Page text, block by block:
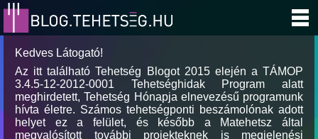
Kedves Látogató!
Az itt található Tehetség Blogot 2015 elején a TÁMOP
3.4.5-12-2012-0001 Tehetséghidak Program alatt
meghirdetett, Tehetség Hónapja elnevezésű programunk
hívta életre. Számos tehetségponti beszámolónak adott
helyet ez a felület, és később a Matehetsz által
megvalósított további projekteknek is megjelenési